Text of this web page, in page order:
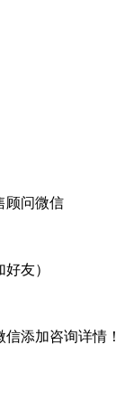
顾问微信
友）
添加咨询详情！